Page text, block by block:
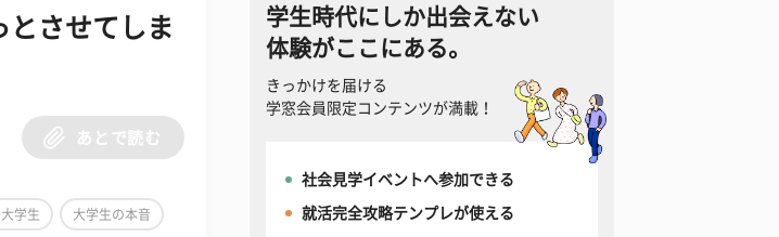
とさせてしま
あとで読む
学生 大学生の本音
学生時代にしか出会えない
体験がここにある。
きっかけを届ける
学窓会員限定コンテンツが満載！
社会見学イベントへ参加できる
就活完全攻略テンプレが使える